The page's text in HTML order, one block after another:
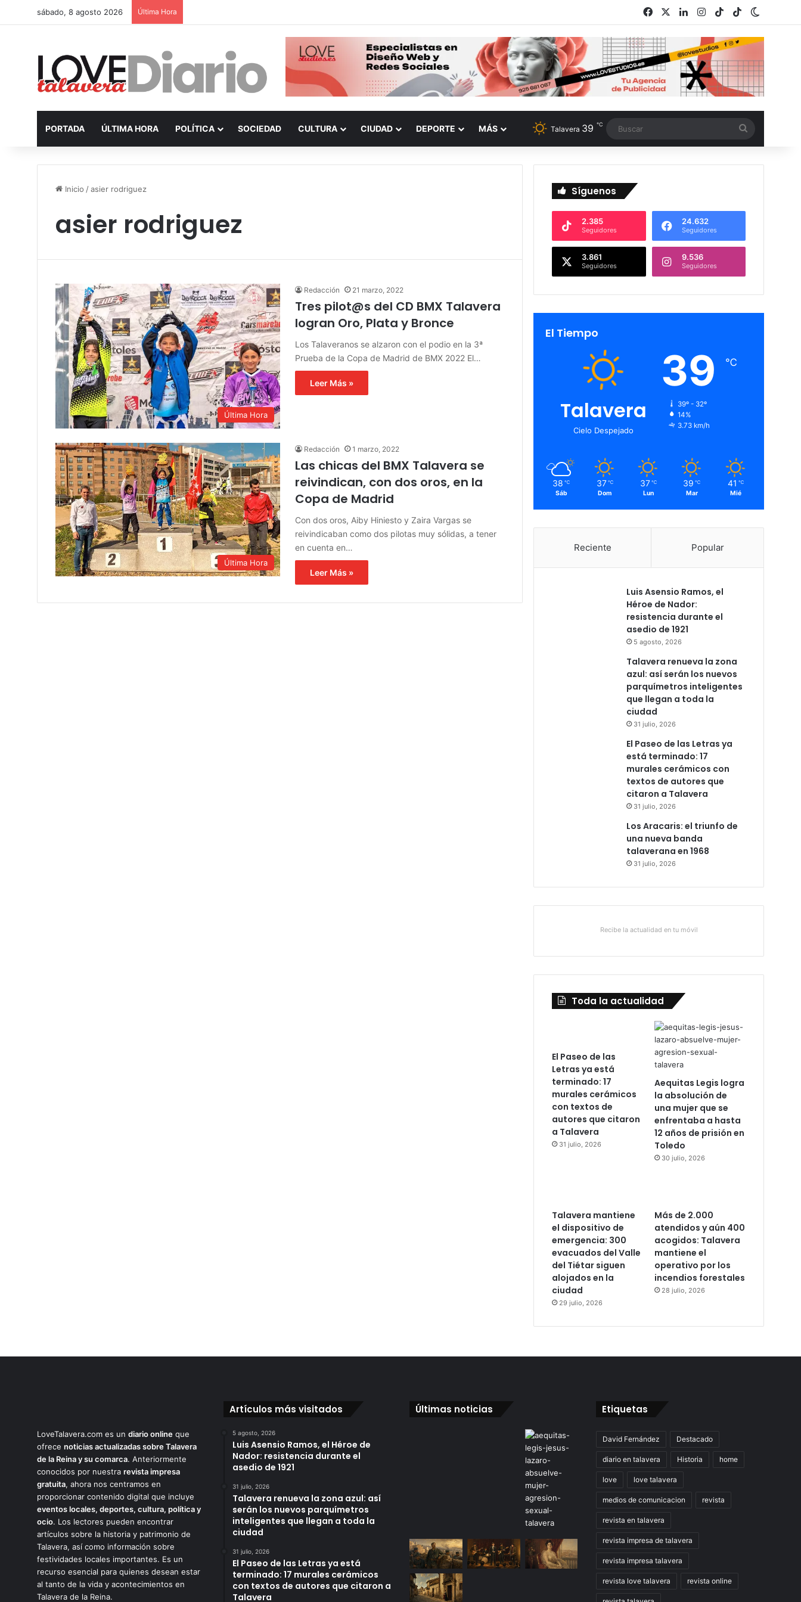
sábado, 8 agosto 2026 Última Hora Facebook LinkedInInstagram
TikTokRSS
PORTADA ÚLTIMA HORA POLÍTICA SOCIEDAD CULTURA CIUDAD DEPORTE MÁS Talavera 39 ℃
Inicio /asier rodriguez
asier rodriguez
Última Hora
Redacción 21 marzo, 2022
Tres pilot@s del CD BMX Talavera
logran Oro, Plata y Bronce
Los Talaveranos se alzaron con el podio en la 3ª
Prueba de la Copa de Madrid de BMX 2022 El…
Leer Más »
Última Hora
Redacción 1 marzo, 2022
Las chicas del BMX Talavera se
reivindican, con dos oros, en la
Copa de Madrid
Con dos oros, Aiby Hiniesto y Zaira Vargas se
reivindicaban como dos pilotas muy sólidas, a tener
en cuenta en…
Leer Más »
Síguenos
2.385
Seguidores
24.632
Seguidores
3.861
Seguidores
9.536
Seguidores
El Tiempo
Talavera
Cielo Despejado
39 ℃
39º - 32º
14%
3.73 km/h
38 ℃
Sáb
37 ℃
Dom
37 ℃
Lun
39 ℃
Mar
41 ℃
Mié
Reciente Popular
Luis Asensio Ramos, el
Héroe de Nador:
resistencia durante el
asedio de 1921
5 agosto, 2026
Talavera renueva la zona
azul: así serán los nuevos
parquímetros inteligentes
que llegan a toda la
ciudad
31 julio, 2026
El Paseo de las Letras ya
está terminado: 17
murales cerámicos con
textos de autores que
citaron a Talavera
31 julio, 2026
Los Aracaris: el triunfo de
una nueva banda
talaverana en 1968
31 julio, 2026
Recibe la actualidad en tu móvil
Toda la actualidad
El Paseo de las
Letras ya está
terminado: 17
murales cerámicos
con textos de
autores que citaron
a Talavera
31 julio, 2026
Aequitas Legis logra
la absolución de
una mujer que se
enfrentaba a hasta
12 años de prisión en
Toledo
30 julio, 2026
Talavera mantiene
el dispositivo de
emergencia: 300
evacuados del Valle
del Tiétar siguen
alojados en la
ciudad
29 julio, 2026
Más de 2.000
atendidos y aún 400
acogidos: Talavera
mantiene el
operativo por los
incendios forestales
28 julio, 2026
LoveTalavera.com es un diario online que
ofrece noticias actualizadas sobre Talavera
de la Reina y su comarca. Anteriormente
conocidos por nuestra revista impresa
gratuita, ahora nos centramos en
proporcionar contenido digital que incluye
eventos locales, deportes, cultura, política y
ocio. Los lectores pueden encontrar
artículos sobre la historia y patrimonio de
Talavera, así como información sobre
festividades locales importantes. Es un
recurso esencial para quienes desean estar
al tanto de la vida y acontecimientos en
Talavera de la Reina.
Artículos más visitados
5 agosto, 2026
Luis Asensio Ramos, el Héroe de
Nador: resistencia durante el
asedio de 1921
31 julio, 2026
Talavera renueva la zona azul: así
serán los nuevos parquímetros
inteligentes que llegan a toda la
ciudad
31 julio, 2026
El Paseo de las Letras ya está
terminado: 17 murales cerámicos
con textos de autores que citaron a
Talavera
Últimas noticias Etiquetas
David Fernández Destacado
diario en talavera Historia home
love love talavera
medios de comunicacion revista
revista en talavera
revista impresa de talavera
revista impresa talavera
revista love talavera revista online